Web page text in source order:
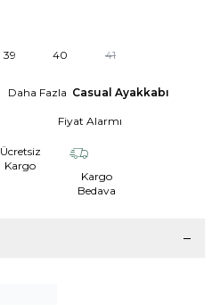
39 40 41
Daha Fazla Casual Ayakkabı
Fiyat Alarmı
Ücretsiz
Kargo
Kargo
Bedava